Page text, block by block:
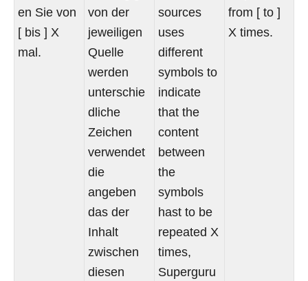
en Sie von
[ bis ] X
mal.
von der
jeweiligen
Quelle
werden
unterschie
dliche
Zeichen
verwendet
die
angeben
das der
Inhalt
zwischen
diesen
sources
uses
different
symbols to
indicate
that the
content
between
the
symbols
hast to be
repeated X
times,
Superguru
from [ to ]
X times.